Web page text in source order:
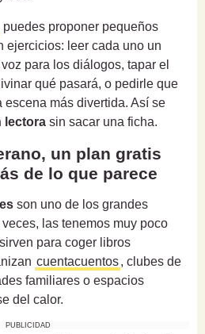
puedes proponer pequeños
ejercicios: leer cada uno un
para los diálogos, tapar el
qué pasará, o pedirle que
más divertida. Así se
lectora sin sacar una ficha.
un plan gratis
de lo que parece
son uno de los grandes
las tenemos muy poco
para coger libros
cuentacuentos, clubes de
familiares o espacios
del calor.
PUBLICIDAD